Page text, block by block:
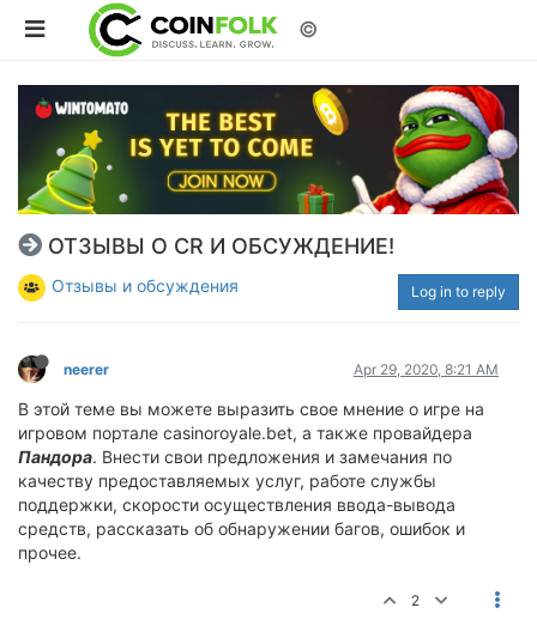
©
ОТЗЫВЫ О CR И ОБСУЖДЕНИЕ!
Отзывы и обсуждения Log in to reply
neerer Apr 29, 2020, 8:21 AM
В этой теме вы можете выразить свое мнение о игре на
игровом портале casinoroyale.bet, а также провайдера
Пандора. Внести свои предложения и замечания по
качеству предоставляемых услуг, работе службы
поддержки, скорости оcуществления ввода-вывода
средств, рассказать об обнаружении багов, ошибок и
прочее.
2